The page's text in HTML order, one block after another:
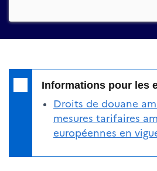
Informations pour les
Droits de douane
mesures tarifaires
européennes en